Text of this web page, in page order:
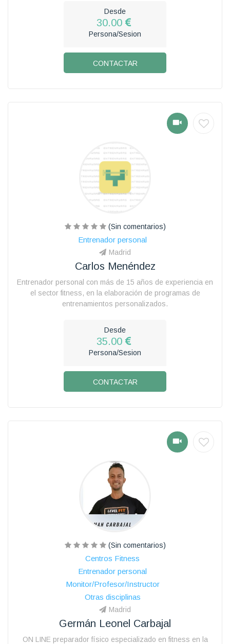
Desde
30.00
Persona/Sesion
CONTACTAR
(Sin comentarios)
Entrenador personal
Madrid
Carlos Menéndez
Entrenador personal con más de 15 años de experiencia en
el sector fitness, en la elaboración de programas de
entrenamientos personalizados.
Desde
35.00
Persona/Sesion
CONTACTAR
(Sin comentarios)
Centros Fitness
Entrenador personal
Monitor/Profesor/Instructor
Otras disciplinas
Madrid
Germán Leonel Carbajal
ON LINE preparador físico especializado en fitness en la